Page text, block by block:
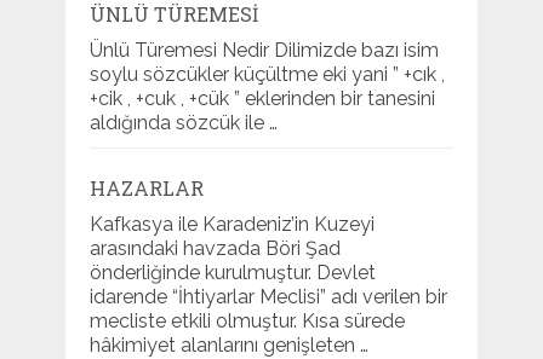
ÜNLÜ TÜREMESI
Ünlü Türemesi Nedir Dilimizde bazı isim
soylu sözcükler küçültme eki yani ” +cık ,
+cik , +cuk , +cük ” eklerinden bir tanesini
aldığında sözcük ile …
HAZARLAR
Kafkasya ile Karadeniz’in Kuzeyi
arasındaki havzada Böri Şad
önderliğinde kurulmuştur. Devlet
idarende “İhtiyarlar Meclisi” adı verilen bir
mecliste etkili olmuştur. Kısa sürede
hâkimiyet alanlarını genişleten …